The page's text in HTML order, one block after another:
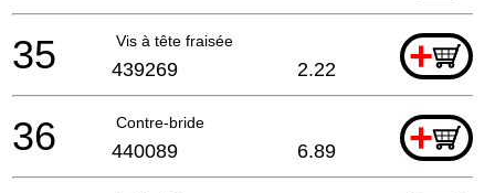
Vis à tête fraisée +
35 439269 2.22
Contre-bride +
36 440089 6.89